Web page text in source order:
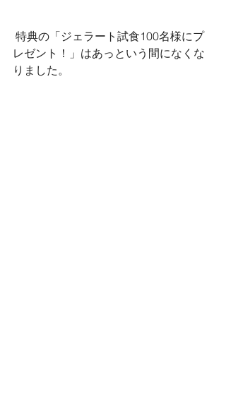
レゼント！」はあっという間になくな
りました。